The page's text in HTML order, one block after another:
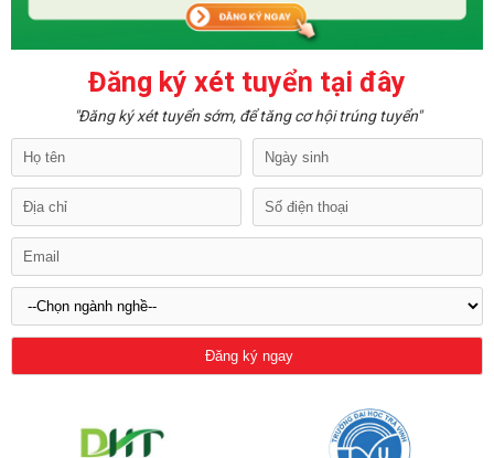
Đăng ký xét tuyển tại đây
"Đăng ký xét tuyển sớm, để tăng cơ hội trúng tuyển"